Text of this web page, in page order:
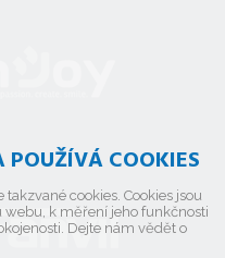
COOKIES
cookies. Cookies jsou
webu, k měření jeho funkčnosti
Dejte nám vědět o